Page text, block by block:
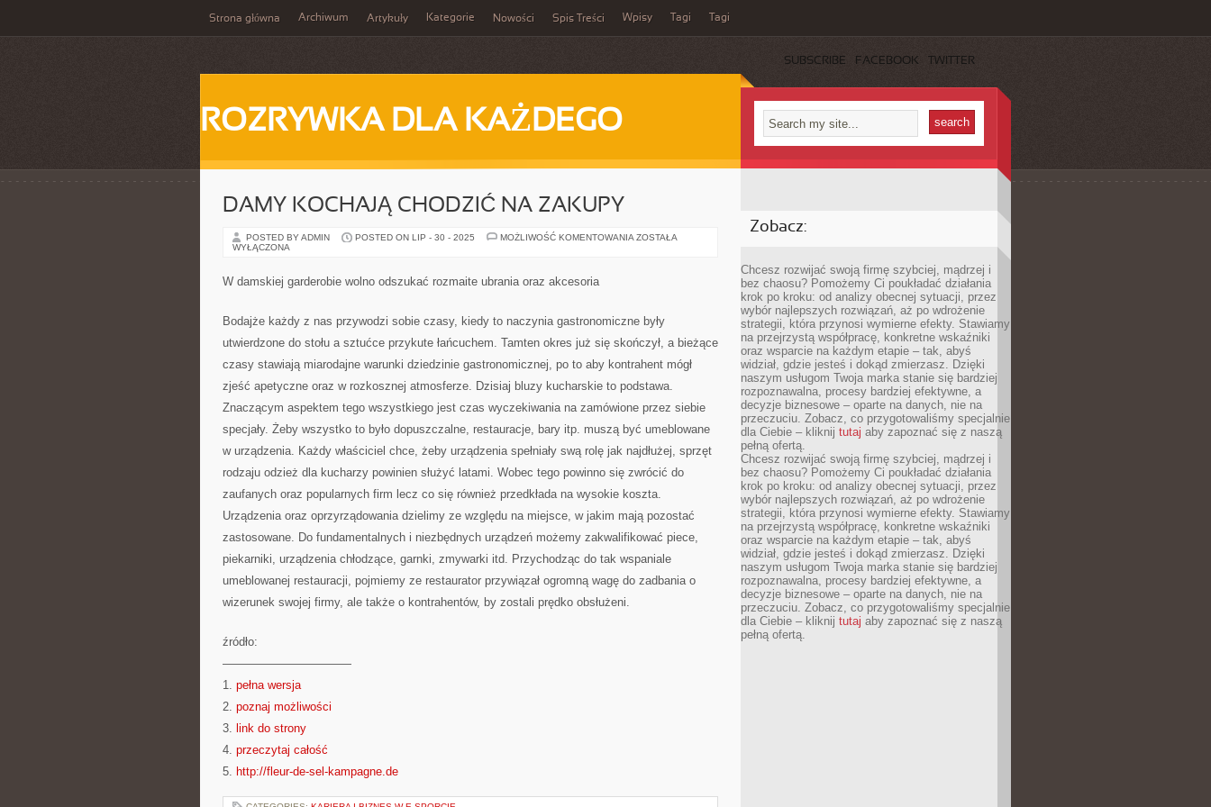
Strona główna Archiwum Artykuły Kategorie Nowości Spis Treści Wpisy Tagi Tagi
SUBSCRIBE FACEBOOK TWITTER
ROZRYWKA DLA KAŻDEGO
DAMY KOCHAJĄ CHODZIĆ NA ZAKUPY
POSTED BY ADMIN POSTED ON LIP - 30 - 2025 MOŻLIWOŚĆ KOMENTOWANIA DAMY
ZOSTAŁA
WYŁĄCZONA
W damskiej garderobie wolno odszukać rozmaite ubrania oraz akcesoria
Bodajże każdy z nas przywodzi sobie czasy, kiedy to naczynia gastronomiczne były
utwierdzone do stołu a sztućce przykute łańcuchem. Tamten okres już się skończył, a bieżące
czasy stawiają miarodajne warunki dziedzinie gastronomicznej, po to aby kontrahent mógł
zjeść apetyczne oraz w rozkosznej atmosferze. Dzisiaj bluzy kucharskie to podstawa.
Znaczącym aspektem tego wszystkiego jest czas wyczekiwania na zamówione przez siebie
specjały. Żeby wszystko to było dopuszczalne, restauracje, bary itp. muszą być umeblowane
w urządzenia. Każdy właściciel chce, żeby urządzenia spełniały swą rolę jak najdłużej, sprzęt
rodzaju odzież dla kucharzy powinien służyć latami. Wobec tego powinno się zwrócić do
zaufanych oraz popularnych firm lecz co się również przedkłada na wysokie koszta.
Urządzenia oraz oprzyrządowania dzielimy ze względu na miejsce, w jakim mają pozostać
zastosowane. Do fundamentalnych i niezbędnych urządzeń możemy zakwalifikować piece,
piekarniki, urządzenia chłodzące, garnki, zmywarki itd. Przychodząc do tak wspaniale
umeblowanej restauracji, pojmiemy ze restaurator przywiązał ogromną wagę do zadbania o
wizerunek swojej firmy, ale także o kontrahentów, by zostali prędko obsłużeni.
źródło:
———————————
1. pełna wersja
2. poznaj możliwości
3. link do strony
4. przeczytaj całość
5. http://fleur-de-sel-kampagne.de
Zobacz:
Chcesz rozwijać swoją firmę szybciej, mądrzej i
bez chaosu? Pomożemy Ci poukładać działania
krok po kroku: od analizy obecnej sytuacji, przez
wybór najlepszych rozwiązań, aż po wdrożenie
strategii, która przynosi wymierne efekty. Stawiamy
na przejrzystą współpracę, konkretne wskaźniki
oraz wsparcie na każdym etapie – tak, abyś
widział, gdzie jesteś i dokąd zmierzasz. Dzięki
naszym usługom Twoja marka stanie się bardziej
rozpoznawalna, procesy bardziej efektywne, a
decyzje biznesowe – oparte na danych, nie na
przeczuciu. Zobacz, co przygotowaliśmy specjalnie
dla Ciebie – kliknij tutaj aby zapoznać się z naszą
pełną ofertą.
Chcesz rozwijać swoją firmę szybciej, mądrzej i
bez chaosu? Pomożemy Ci poukładać działania
krok po kroku: od analizy obecnej sytuacji, przez
wybór najlepszych rozwiązań, aż po wdrożenie
strategii, która przynosi wymierne efekty. Stawiamy
na przejrzystą współpracę, konkretne wskaźniki
oraz wsparcie na każdym etapie – tak, abyś
widział, gdzie jesteś i dokąd zmierzasz. Dzięki
naszym usługom Twoja marka stanie się bardziej
rozpoznawalna, procesy bardziej efektywne, a
decyzje biznesowe – oparte na danych, nie na
przeczuciu. Zobacz, co przygotowaliśmy specjalnie
dla Ciebie – kliknij tutaj aby zapoznać się z naszą
pełną ofertą.